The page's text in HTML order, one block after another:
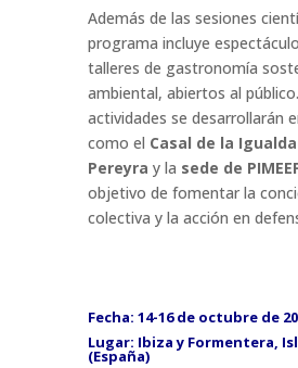
Además de las sesiones
programa incluye
talleres de gastronomía
ambiental, abiertos al
actividades se desarrollarán
como el Casal de la
Pereyra y la sede de
objetivo de fomentar la
colectiva y la acción en
Fecha: 14-16 de octubre de
Lugar: Ibiza y Formentera,
(España)